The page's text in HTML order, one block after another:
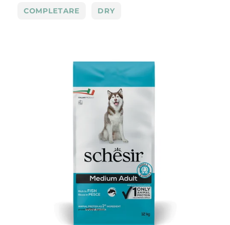
COMPLETARE DRY